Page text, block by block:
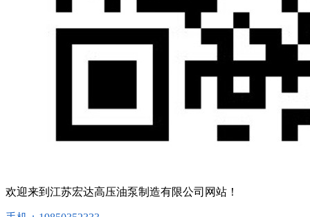
欢迎来到江苏宏达高压油泵制造有限公司网站！